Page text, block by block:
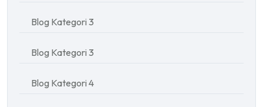
Blog Kategori 3
Blog Kategori 3
Blog Kategori 4